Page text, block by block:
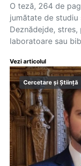
O teză, 264 de
jumătate de studiu
Deznădejde,
laboratoare sau
Vezi articolul
Cercetare și Știință